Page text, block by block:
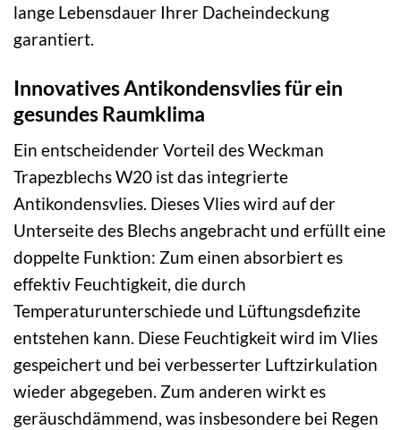
lange Lebensdauer Ihrer Dacheindeckung
garantiert.
Innovatives Antikondensvlies für ein
gesundes Raumklima
Ein entscheidender Vorteil des Weckman
Trapezblechs W20 ist das integrierte
Antikondensvlies. Dieses Vlies wird auf der
Unterseite des Blechs angebracht und erfüllt eine
doppelte Funktion: Zum einen absorbiert es
effektiv Feuchtigkeit, die durch
Temperaturunterschiede und Lüftungsdefizite
entstehen kann. Diese Feuchtigkeit wird im Vlies
gespeichert und bei verbesserter Luftzirkulation
wieder abgegeben. Zum anderen wirkt es
geräuschdämmend, was insbesondere bei Regen